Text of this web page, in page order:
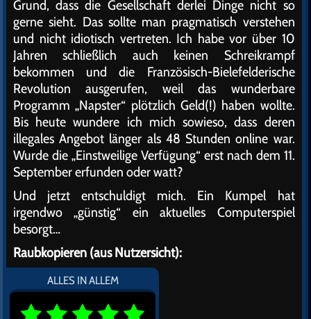
Grund, dass die Gesellschaft derlei Dinge nicht so
gerne sieht. Das sollte man pragmatisch verstehen
und nicht idiotisch vertreten. Ich habe vor über 10
Jahren schließlich auch keinen Schreikrampf
bekommen und die Französisch-Bielefelderische
Revolution ausgerufen, weil das wunderbare
Programm „Napster“ plötzlich Geld(!) haben wollte.
Bis heute wundere ich mich sowieso, dass deren
illegales Angebot länger als 48 Stunden online war.
Wurde die „Einstweilige Verfügung“ erst nach dem 11.
September erfunden oder watt?
Und jetzt entschuldigt mich. Ein Kumpel hat
irgendwo „günstig“ ein aktuelles Computerspiel
besorgt…
Raubkopieren (aus Nutzersicht):
ALLES IN ALLEM